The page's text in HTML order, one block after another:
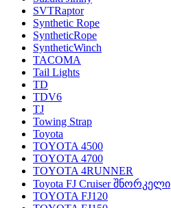
SVTRaptor
Synthetic Rope
SyntheticRope
SyntheticWinch
TACOMA
Tail Lights
TD
TDV6
TJ
Towing Strap
Toyota
TOYOTA 4500
TOYOTA 4700
TOYOTA 4RUNNER
Toyota FJ Cruiser შნორკელი
TOYOTA FJ120